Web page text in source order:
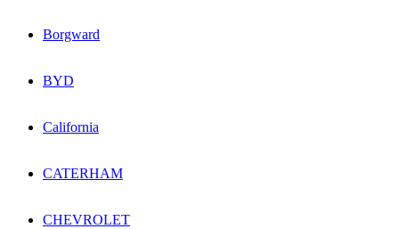
Borgward
BYD
California
CATERHAM
CHEVROLET